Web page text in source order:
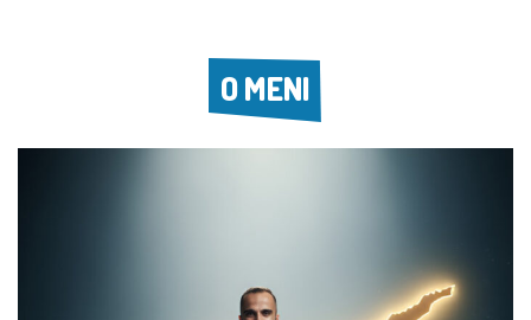
O MENI
O MENI